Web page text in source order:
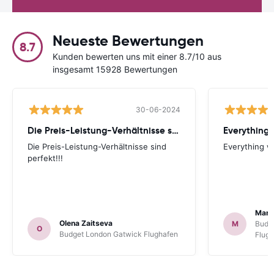
8.7 Neueste Bewertungen
Kunden bewerten uns mit einer 8.7/10 aus
insgesamt 15928 Bewertungen
30-06-2024
Die Preis-Leistung-Verhältnisse sind perfekt!!!
Die Preis-Leistung-Verhältnisse sind
perfekt!!!
O
Olena Zaitseva
Budget London Gatwick Flughafen
Everything
Everything
M